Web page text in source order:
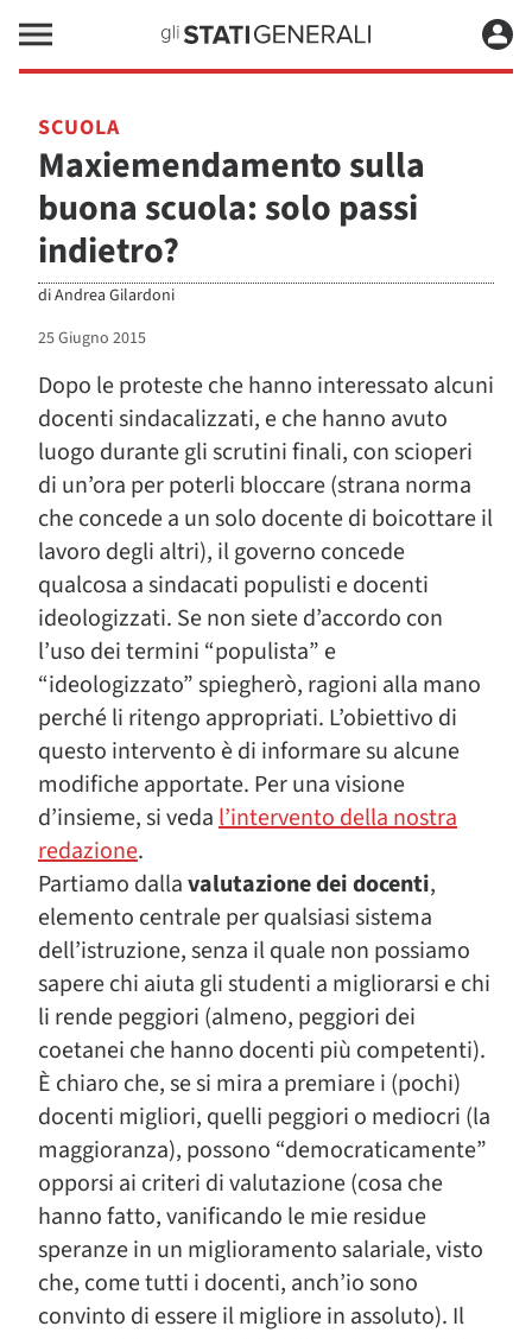
SCUOLA
Maxiemendamento sulla
buona scuola: solo passi
indietro?
diAndrea Gilardoni
25 Giugno 2015
Dopo le proteste che hanno interessato alcuni
docenti sindacalizzati, e che hanno avuto
luogo durante gli scrutini finali, con scioperi
di un’ora per poterli bloccare (strana norma
che concede a un solo docente di boicottare il
lavoro degli altri), il governo concede
qualcosa a sindacati populisti e docenti
ideologizzati. Se non siete d’accordo con
l’uso dei termini “populista” e
“ideologizzato” spiegherò, ragioni alla mano
perché li ritengo appropriati. L’obiettivo di
questo intervento è di informare su alcune
modifiche apportate. Per una visione
d’insieme, si vedal’intervento della nostra
redazione.
Partiamo dallavalutazione dei docenti,
elemento centrale per qualsiasi sistema
dell’istruzione, senza il quale non possiamo
sapere chi aiuta gli studenti a migliorarsi e chi
li rende peggiori (almeno, peggiori dei
coetanei che hanno docenti più competenti).
È chiaro che, se si mira a premiare i (pochi)
docenti migliori, quelli peggiori o mediocri (la
maggioranza), possono “democraticamente”
opporsi ai criteri di valutazione (cosa che
hanno fatto, vanificando le mie residue
speranze in un miglioramento salariale, visto
che, come tutti i docenti, anch’io sono
convinto di essere il migliore in assoluto). Il